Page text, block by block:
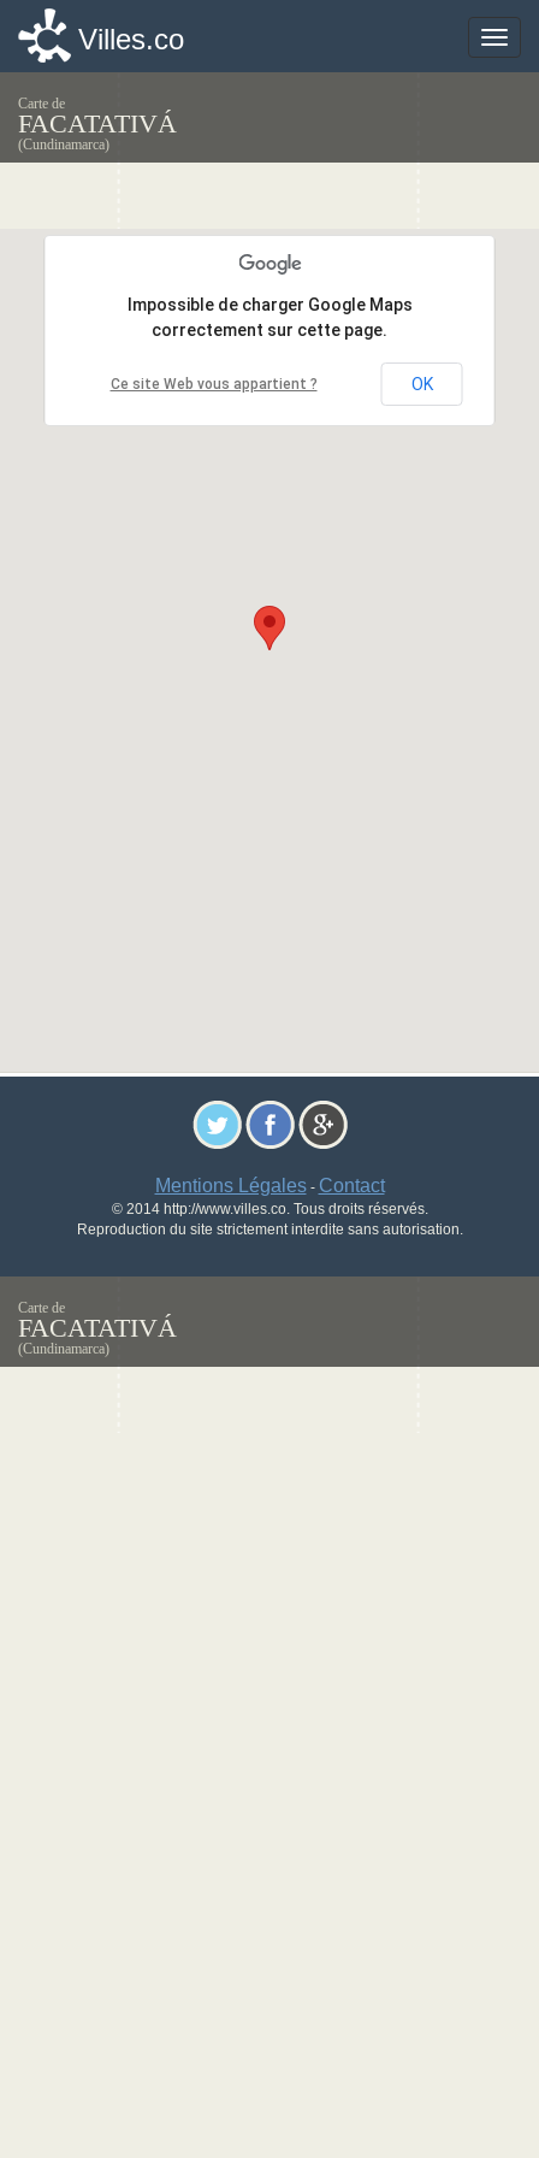
Toggle
Villes.co
Carte de
FACATATIVÁ
(Cundinamarca)
Impossible de charger Google Maps
correctement sur cette page.
Ce site Web vous appartient ? OK
Impossible de charger Google Maps
correctement sur cette page.
Ce site Web vous appartient ? OK
Mentions Légales- Contact
© 2014 http://www.villes.co. Tous droits réservés.
Reproduction du site strictement interdite sans autorisation.
Toggle
Villes.co
Carte de
FACATATIVÁ
(Cundinamarca)